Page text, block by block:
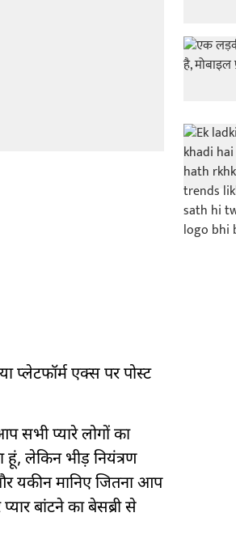
प्लेटफॉर्म एक्स पर पोस्ट
सभी प्यारे लोगों का
हूं, लेकिन भीड़ नियंत्रण
यकीन मानिए जितना आप
बांटने का बेसब्री से